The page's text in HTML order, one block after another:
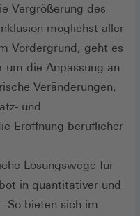
Vergrößerung des
möglichst aller
Vordergrund, geht es
die Anpassung an
Veränderungen,
und
Eröffnung beruflicher
Lösungswege für
in quantitativer und
So bieten sich im